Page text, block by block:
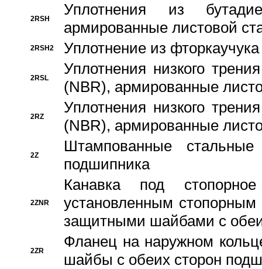
2RSH
Уплотнения из
армированные листовой
2RSH2 Уплотнение из
2RSL
Уплотнения низкого
(NBR), армированные
2RZ
Уплотнения низкого
(NBR), армированные
2Z
Штампованные
подшипника
2ZNR
Канавка под
установленным
защитными шайбами с
2ZR
Фланец на наружном
шайбы с обеих сторон